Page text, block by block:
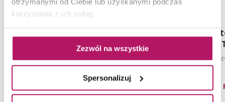
korzystania z ich usług.
Zezwól na wszystkie
Spersonalizuj
Grey Skirting OD663-068
Listwa, 7,2x59,8 cm
Tubądzin
Listwa ścienna
89,90